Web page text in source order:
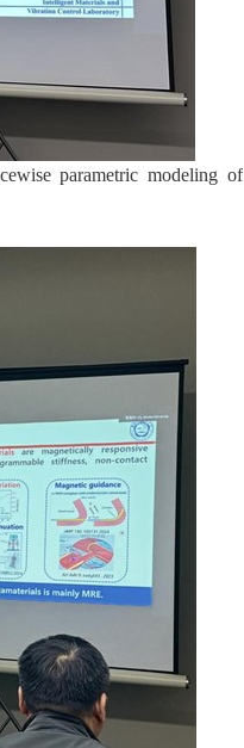
parametric modeling of